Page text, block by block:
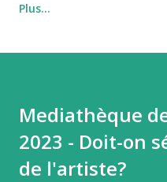
Plus…
Mediathèque
2023 - Doit-on
de l'artiste?